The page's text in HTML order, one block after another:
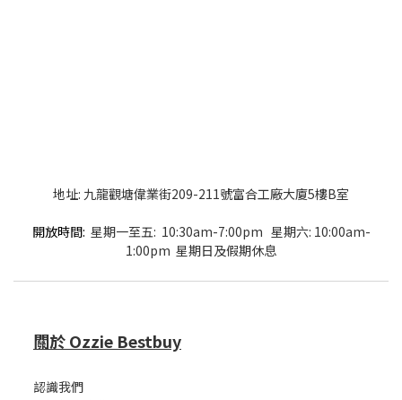
地址: 九龍觀塘偉業街209-211號富合工廠大廈5樓B室
開放時間: 星期一至五: 10:30am-7:00pm 星期六: 10:00am-
1:00pm 星期日及假期休息
關於 Ozzie Bestbuy
認識我們